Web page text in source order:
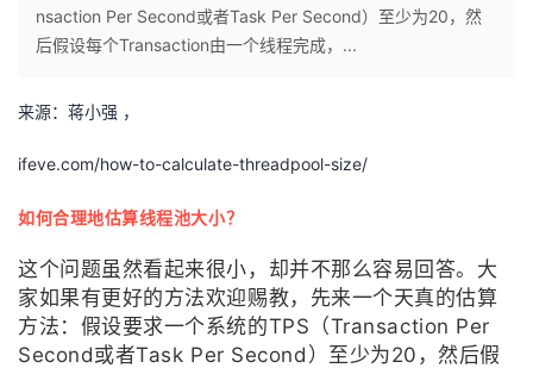
人
主
页
我
的
开
发
者
我
我
的
开
发
者
我
的
Programs
我
的
支
nsaction Per Second或者Task Per Second）至少为20，然
后假设每个Transaction由一个线程完成，...
来源：蒋小强 ，
ifeve.com/how-to-calculate-threadpool-size/
如何合理地估算线程池大小？
这个问题虽然看起来很小，却并不那么容易回答。大
家如果有更好的方法欢迎赐教，先来一个天真的估算
方法：假设要求一个系统的TPS（Transaction Per
Second或者Task Per Second）至少为20，然后假